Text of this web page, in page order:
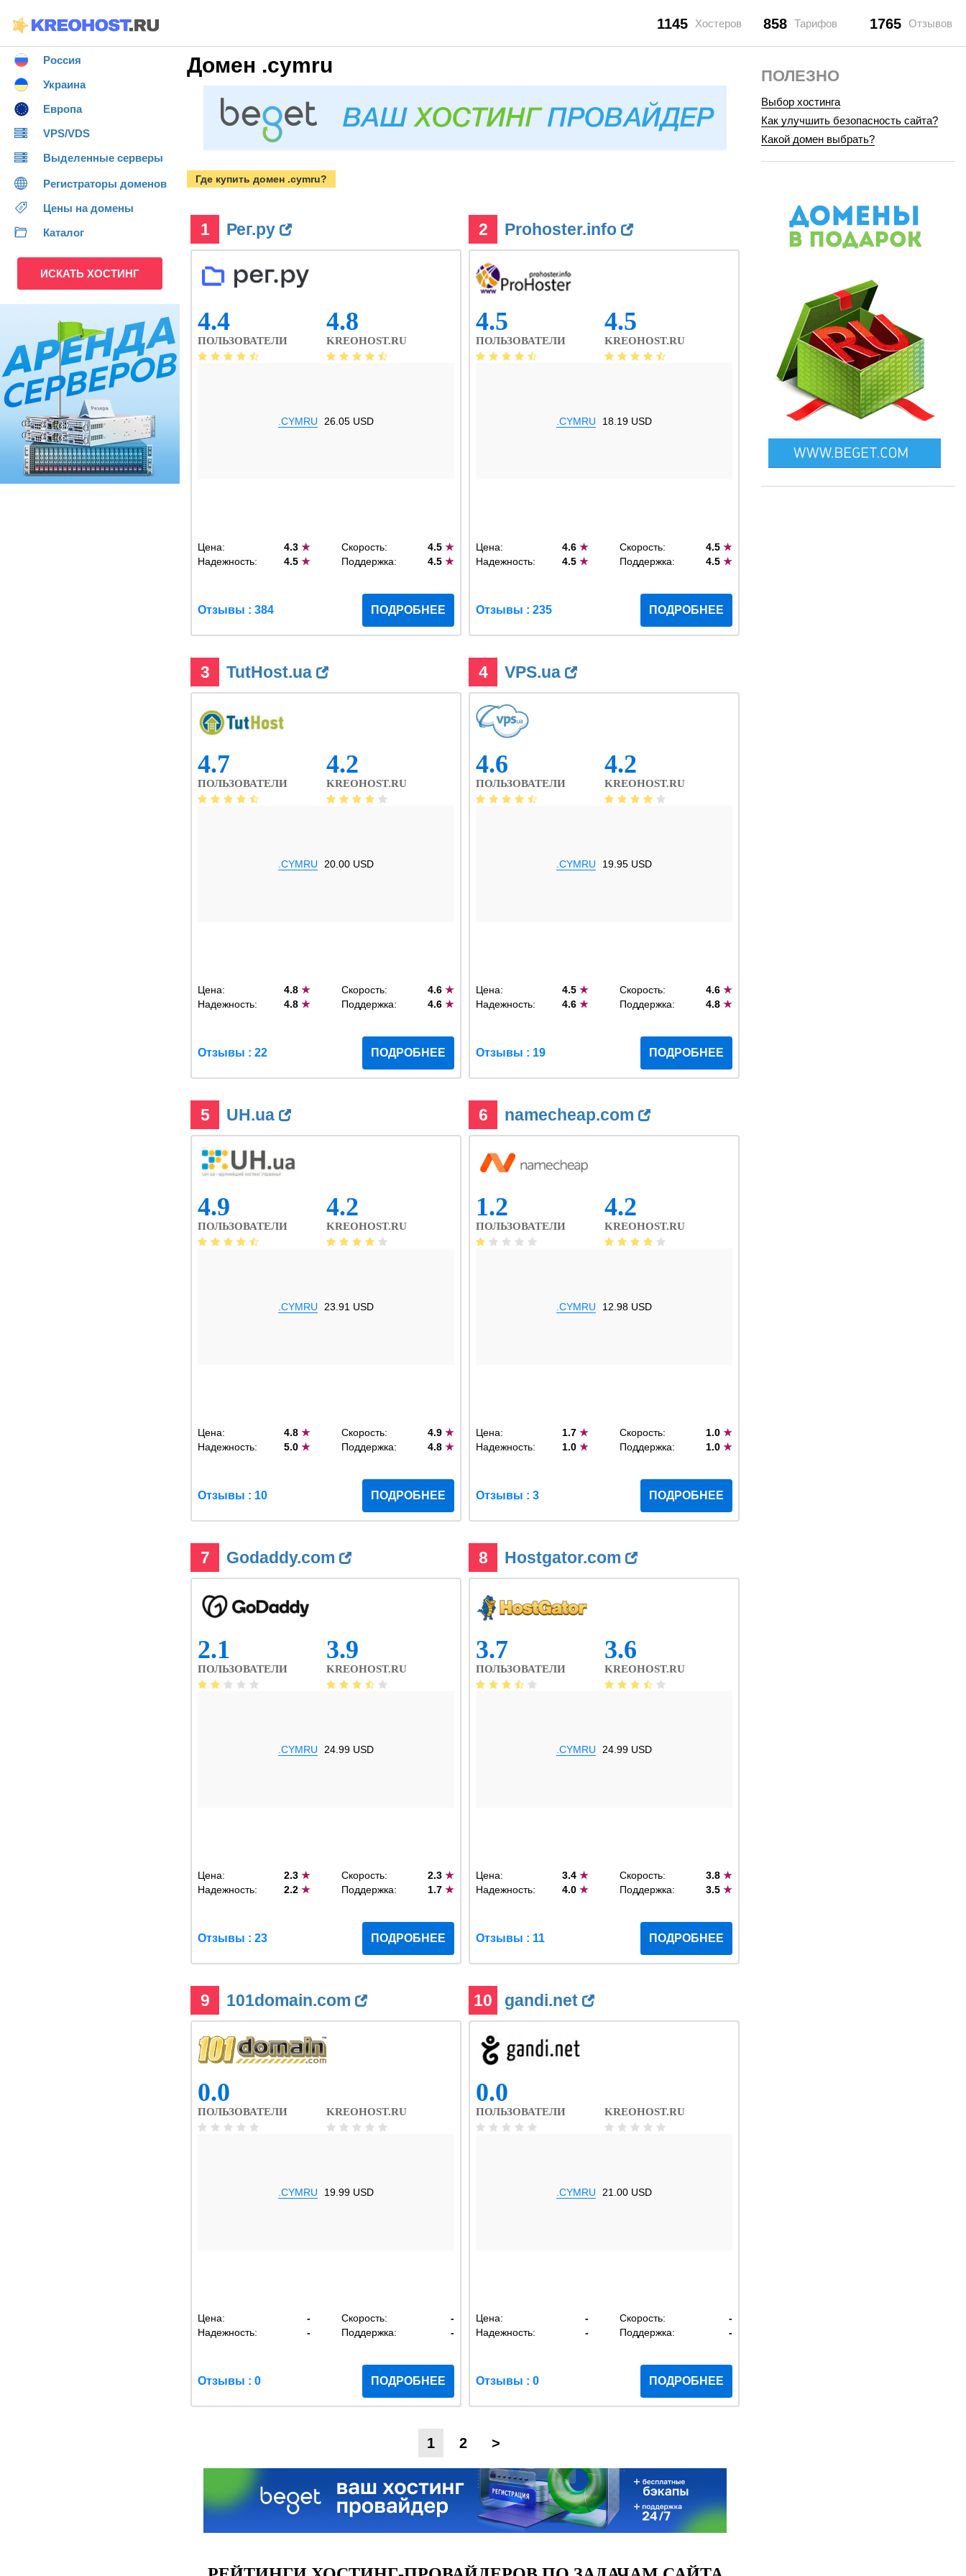
Россия
Украина
Европа
VPS/VDS
Выделенные серверы
Регистраторы доменов
Цены на домены
Каталог
ИСКАТЬ ХОСТИНГ
1145 Хостеров 858 Тарифов 1765 Отзывов
Домен .cymru
Где купить домен .cymru?
1 Рег.ру
4.4
ПОЛЬЗОВАТЕЛИ
4.8
KREOHOST.RU
.CYMRU 26.05 USD
Цена: 4.3★ Скорость: 4.5 ★
Надежность:
4.5★ Поддержка: 4.5 ★
Отзывы : 384 ПОДРОБНЕЕ
2 Prohoster.info
4.5
ПОЛЬЗОВАТЕЛИ
4.5
KREOHOST.RU
.CYMRU 18.19 USD
Цена: 4.6★ Скорость: 4.5 ★
Надежность:
4.5★ Поддержка: 4.5 ★
Отзывы : 235 ПОДРОБНЕЕ
3 TutHost.ua
4.7
ПОЛЬЗОВАТЕЛИ
4.2
KREOHOST.RU
.CYMRU 20.00 USD
Цена: 4.8★ Скорость: 4.6 ★
Надежность:
4.8★ Поддержка: 4.6 ★
Отзывы : 22 ПОДРОБНЕЕ
4 VPS.ua
4.6
ПОЛЬЗОВАТЕЛИ
4.2
KREOHOST.RU
.CYMRU 19.95 USD
Цена: 4.5★ Скорость: 4.6 ★
Надежность:
4.6★ Поддержка: 4.8 ★
Отзывы : 19 ПОДРОБНЕЕ
5 UH.ua
4.9
ПОЛЬЗОВАТЕЛИ
4.2
KREOHOST.RU
.CYMRU 23.91 USD
Цена: 4.8★ Скорость: 4.9 ★
Надежность:
5.0★ Поддержка: 4.8 ★
Отзывы : 10 ПОДРОБНЕЕ
6 namecheap.com
1.2
ПОЛЬЗОВАТЕЛИ
4.2
KREOHOST.RU
.CYMRU 12.98 USD
Цена: 1.7★ Скорость: 1.0 ★
Надежность:
1.0★ Поддержка: 1.0 ★
Отзывы : 3 ПОДРОБНЕЕ
7 Godaddy.com
2.1
ПОЛЬЗОВАТЕЛИ
3.9
KREOHOST.RU
.CYMRU 24.99 USD
Цена: 2.3★ Скорость: 2.3 ★
Надежность:
2.2★ Поддержка: 1.7 ★
Отзывы : 23 ПОДРОБНЕЕ
8 Hostgator.com
3.7
ПОЛЬЗОВАТЕЛИ
3.6
KREOHOST.RU
.CYMRU 24.99 USD
Цена: 3.4★ Скорость: 3.8 ★
Надежность:
4.0★ Поддержка: 3.5 ★
Отзывы : 11 ПОДРОБНЕЕ
9 101domain.com
0.0
ПОЛЬЗОВАТЕЛИ KREOHOST.RU
.CYMRU 19.99 USD
Цена: - Скорость:
-
Надежность:
- Поддержка: -
Отзывы : 0 ПОДРОБНЕЕ
10 gandi.net
0.0
ПОЛЬЗОВАТЕЛИ KREOHOST.RU
.CYMRU 21.00 USD
Цена: - Скорость:
-
Надежность:
- Поддержка: -
Отзывы : 0 ПОДРОБНЕЕ
1 2 >
ПОЛЕЗНО
Выбор хостинга
Как улучшить безопасность сайта?
Какой домен выбрать?